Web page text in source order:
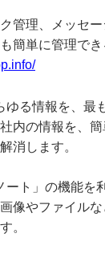
管理、メッセ
簡単に管理でき
ゆる情報を、最
内の情報を、
消します。
ート」の機能を
像やファイル
。